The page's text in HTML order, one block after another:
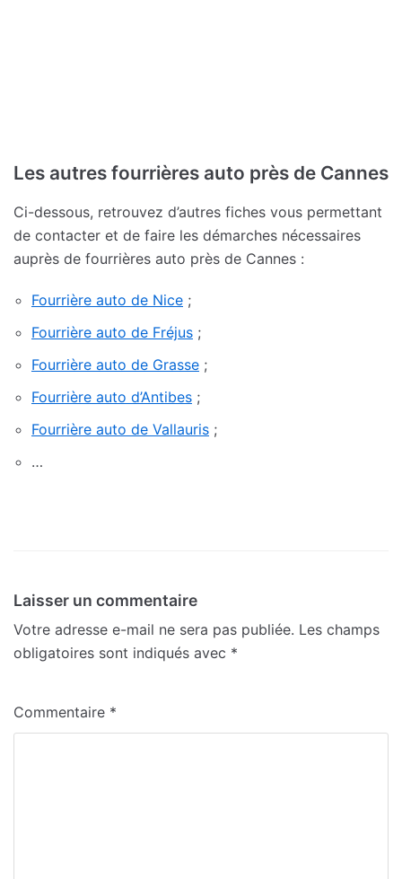
Les autres fourrières auto près de Cannes
Ci-dessous, retrouvez d’autres fiches vous permettant
de contacter et de faire les démarches nécessaires
auprès de fourrières auto près de Cannes :
Fourrière auto de Nice ;
Fourrière auto de Fréjus ;
Fourrière auto de Grasse ;
Fourrière auto d’Antibes ;
Fourrière auto de Vallauris ;
…
Laisser un commentaire
Votre adresse e-mail ne sera pas publiée. Les champs
obligatoires sont indiqués avec *
Commentaire *